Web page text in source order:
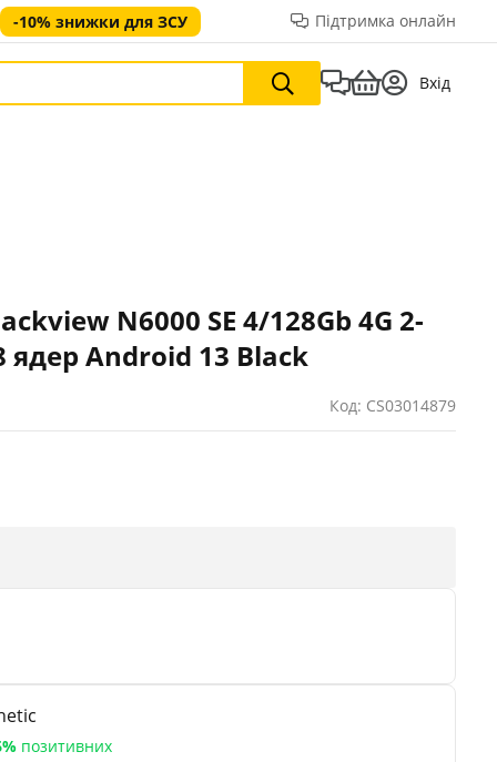
-10% знижки для ЗСУ Підтримка онлайн
Вхід
N6000 SE 4/128Gb 4G 2-
ядер Android 13 Black
Код: CS03014879
позитивних